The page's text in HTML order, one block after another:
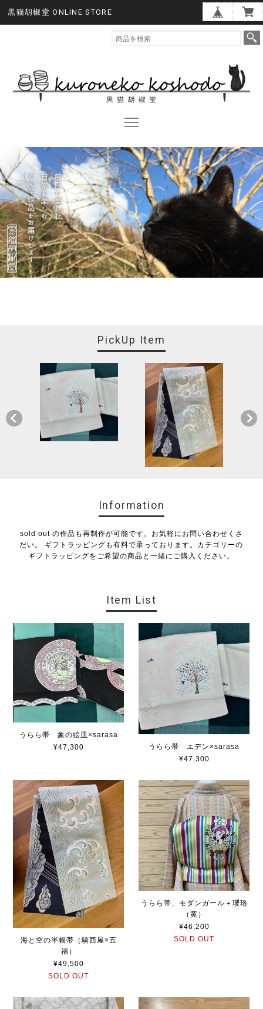
黒猫胡椒堂 ONLINE STORE
PickUp Item
Information
sold out の作品も再制作が可能です。お気軽にお問い合わせくさ
だい。 ギフトラッピングも有料で承っております。カテゴリーの
ギフトラッピングをご希望の商品と一緒にご購入ください。
Item List
うらら帯 象の絵皿×sarasa
¥47,300
うらら帯 エデン×sarasa
¥47,300
海と空の半幅帯（騎西屋×五
福）
¥49,500
SOLD OUT
うらら帯、モダンガール＋瓔珞
（黄）
¥46,200
SOLD OUT